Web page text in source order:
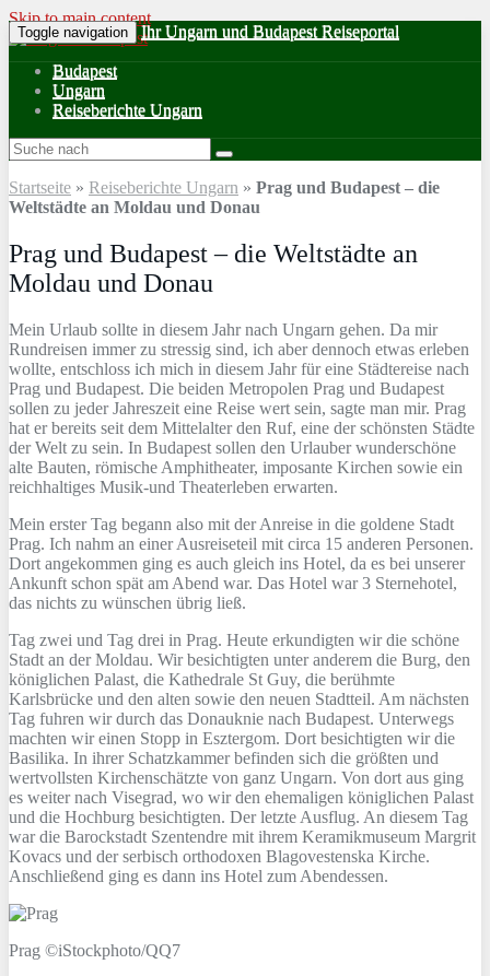
Skip to main content
Toggle navigation Ihr Ungarn und Budapest Reiseportal
Budapest
Ungarn
Reiseberichte Ungarn
Startseite » Reiseberichte Ungarn » Prag und Budapest – die
Weltstädte an Moldau und Donau
Prag und Budapest – die Weltstädte an
Moldau und Donau
Mein Urlaub sollte in diesem Jahr nach Ungarn gehen. Da mir
Rundreisen immer zu stressig sind, ich aber dennoch etwas erleben
wollte, entschloss ich mich in diesem Jahr für eine Städtereise nach
Prag und Budapest. Die beiden Metropolen Prag und Budapest
sollen zu jeder Jahreszeit eine Reise wert sein, sagte man mir. Prag
hat er bereits seit dem Mittelalter den Ruf, eine der schönsten Städte
der Welt zu sein. In Budapest sollen den Urlauber wunderschöne
alte Bauten, römische Amphitheater, imposante Kirchen sowie ein
reichhaltiges Musik-und Theaterleben erwarten.
Mein erster Tag begann also mit der Anreise in die goldene Stadt
Prag. Ich nahm an einer Ausreiseteil mit circa 15 anderen Personen.
Dort angekommen ging es auch gleich ins Hotel, da es bei unserer
Ankunft schon spät am Abend war. Das Hotel war 3 Sternehotel,
das nichts zu wünschen übrig ließ.
Tag zwei und Tag drei in Prag. Heute erkundigten wir die schöne
Stadt an der Moldau. Wir besichtigten unter anderem die Burg, den
königlichen Palast, die Kathedrale St Guy, die berühmte
Karlsbrücke und den alten sowie den neuen Stadtteil. Am nächsten
Tag fuhren wir durch das Donauknie nach Budapest. Unterwegs
machten wir einen Stopp in Esztergom. Dort besichtigten wir die
Basilika. In ihrer Schatzkammer befinden sich die größten und
wertvollsten Kirchenschätzte von ganz Ungarn. Von dort aus ging
es weiter nach Visegrad, wo wir den ehemaligen königlichen Palast
und die Hochburg besichtigten. Der letzte Ausflug. An diesem Tag
war die Barockstadt Szentendre mit ihrem Keramikmuseum Margrit
Kovacs und der serbisch orthodoxen Blagovestenska Kirche.
Anschließend ging es dann ins Hotel zum Abendessen.
Prag ©iStockphoto/QQ7